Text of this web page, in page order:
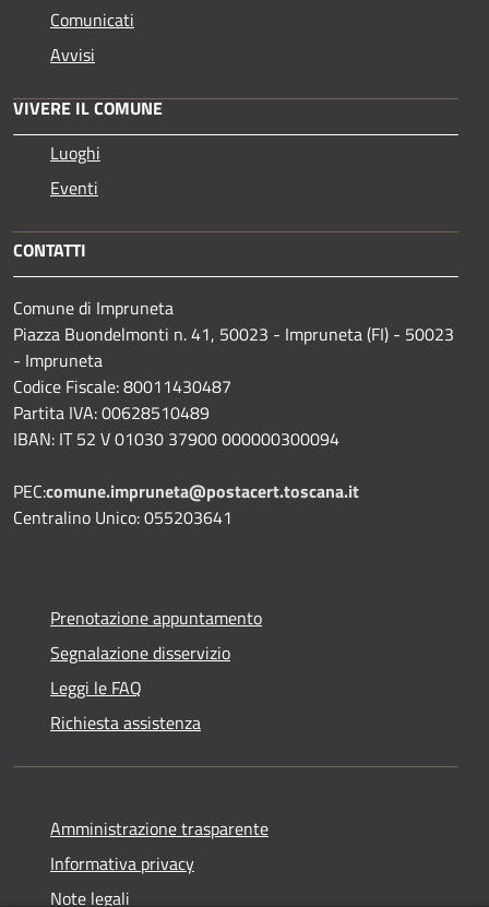
Comunicati
Avvisi
VIVERE IL COMUNE
Luoghi
Eventi
CONTATTI
Comune di Impruneta
Piazza Buondelmonti n. 41, 50023 - Impruneta (FI) - 50023
- Impruneta
Codice Fiscale: 80011430487
Partita IVA: 00628510489
IBAN: IT 52 V 01030 37900 000000300094
PEC:comune.impruneta@postacert.toscana.it
Centralino Unico: 055203641
Prenotazione appuntamento
Segnalazione disservizio
Leggi le FAQ
Richiesta assistenza
Amministrazione trasparente
Informativa privacy
Note legali